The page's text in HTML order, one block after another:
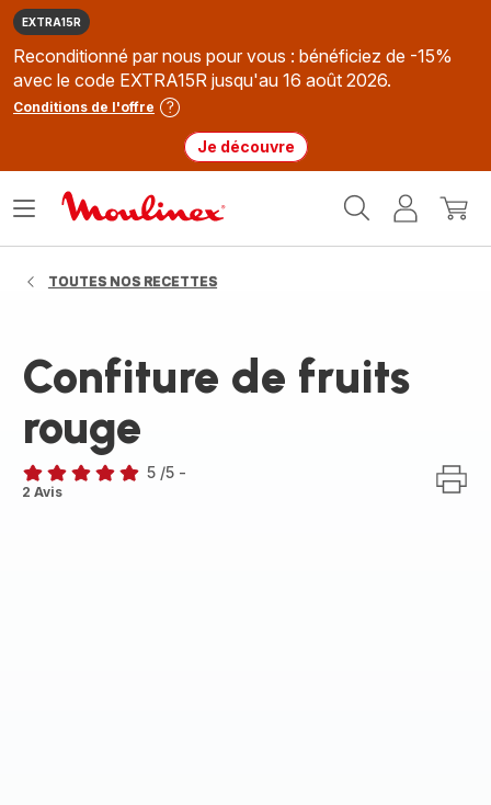
EXTRA15R
Reconditionné par nous pour vous : bénéficiez de -15%
avec le code EXTRA15R jusqu'au 16 août 2026.
Conditions de l'offre
Je découvre
MonMon
Ouvrir
TOUTES NOS RECETTES
Confiture de fruits
rouge
Avis
5 /5 -
2 Avis